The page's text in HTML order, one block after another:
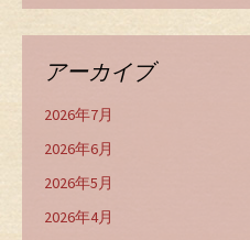
アーカイブ
2026年7月
2026年6月
2026年5月
2026年4月